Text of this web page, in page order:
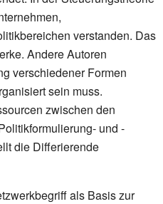
verstanden. Das
Andere Autoren
verschiedener Formen
sein muss.
zwischen den
und -
die Differierende
als Basis zur